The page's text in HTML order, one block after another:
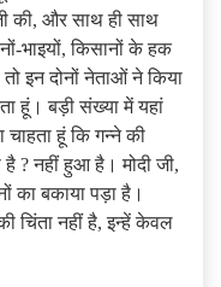
की, और साथ ही साथ
भाइयों, किसानों के हक
इन दोनों नेताओं ने किया
हूं। बड़ी संख्या में यहां
हूं कि गन्ने की
है ? नहीं हुआ है। मोदी जी,
का बकाया पड़ा है।
चिंता नहीं है, इन्हें केवल